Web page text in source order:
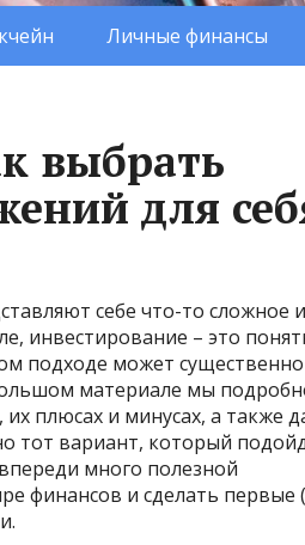
Личные финансы
выбрать
для
себе что-то сложное и
инвестирование – это
подходе может существенно
материале мы
плюсах и минусах, а также
тот вариант, который
много полезной
финансов и сделать первые